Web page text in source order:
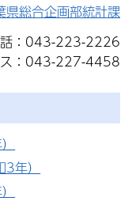
県総合企画部統計課
：043-223-2226
ス：043-227-4458
年）